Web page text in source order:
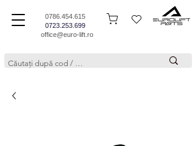
0786.454.615
0723.253.699
office@euro-lift.ro